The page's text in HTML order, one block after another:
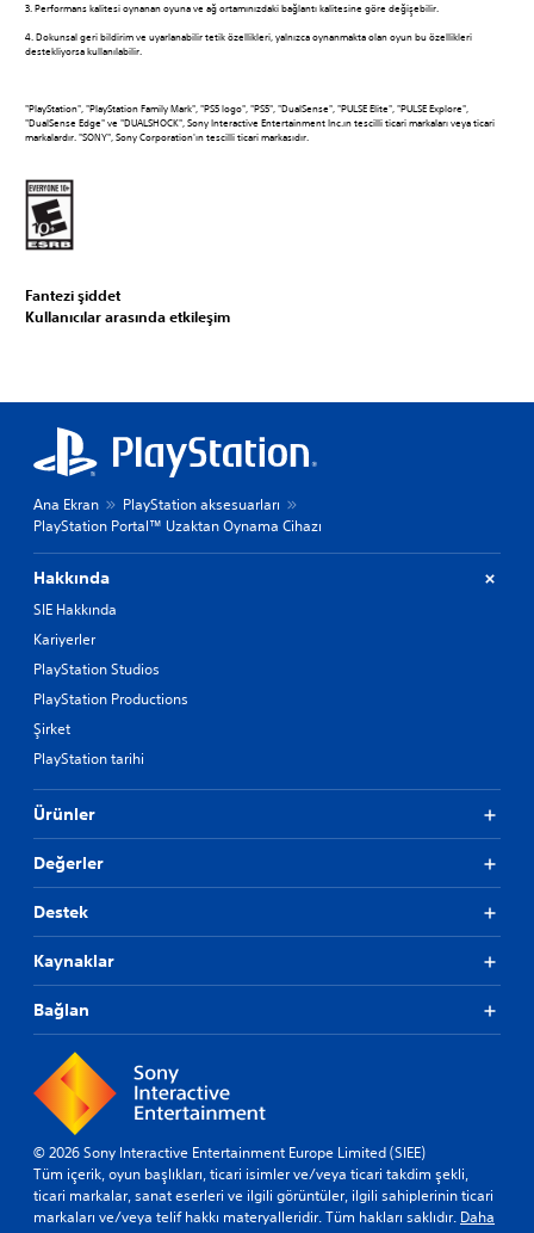
‎3. Performans kalitesi oynanan oyuna ve ağ ortamınızdaki bağlantı kalitesine göre değişebilir.
‎4. Dokunsal geri bildirim ve uyarlanabilir tetik özellikleri, yalnızca oynanmakta olan oyun bu özellikleri
destekliyorsa kullanılabilir.
"PlayStation", "PlayStation Family Mark", "PS5 logo", "PS5", "DualSense", "PULSE Elite", "PULSE Explore",
"DualSense Edge" ve "DUALSHOCK", Sony Interactive Entertainment Inc.ın tescilli ticari markaları veya ticari
markalardır. "SONY", Sony Corporation'ın tescilli ticari markasıdır.
Fantezi şiddet
Kullanıcılar arasında etkileşim
Ana Ekran
PlayStation aksesuarları
PlayStation Portal™ Uzaktan Oynama Cihazı
Hakkında
SIE Hakkında
Kariyerler
PlayStation Studios
PlayStation Productions
Şirket
PlayStation tarihi
Ürünler
Değerler
Destek
Kaynaklar
Bağlan
© 2026 Sony Interactive Entertainment Europe Limited (SIEE)
Tüm içerik, oyun başlıkları, ticari isimler ve/veya ticari takdim şekli,
ticari markalar, sanat eserleri ve ilgili görüntüler, ilgili sahiplerinin ticari
markaları ve/veya telif hakkı materyalleridir. Tüm hakları saklıdır. Daha